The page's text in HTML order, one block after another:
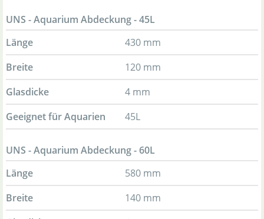
UNS - Aquarium Abdeckung - 45L
Länge
430 mm
Breite
120 mm
Glasdicke
4 mm
Geeignet für Aquarien
45L
UNS - Aquarium Abdeckung - 60L
Länge
580 mm
Breite
140 mm